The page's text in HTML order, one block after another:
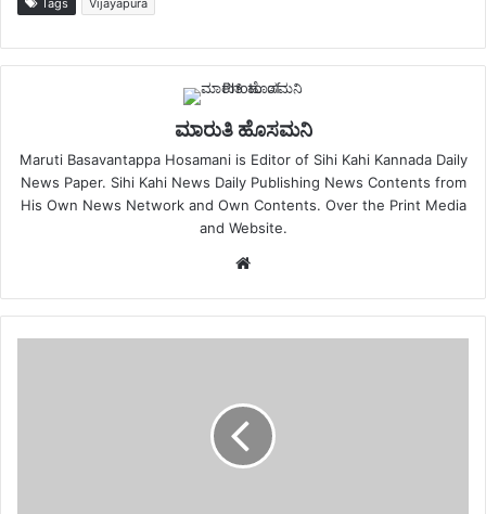
Tags Vijayapura
ಮಾರುತಿ ಹೊಸಮನಿ
Maruti Basavantappa Hosamani is Editor of Sihi Kahi Kannada Daily
News Paper. Sihi Kahi News Daily Publishing News Contents from
His Own News Network and Own Contents. Over the Print Media
and Website.
Website